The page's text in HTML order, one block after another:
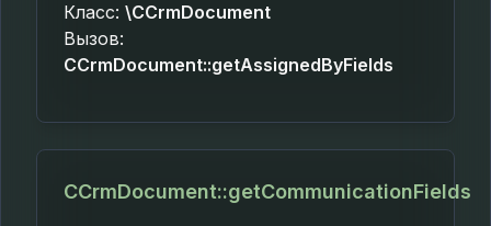
Класс: \CCrmDocument
Вызов:
CCrmDocument::getAssignedByFields
CCrmDocument::getCommunicationFields